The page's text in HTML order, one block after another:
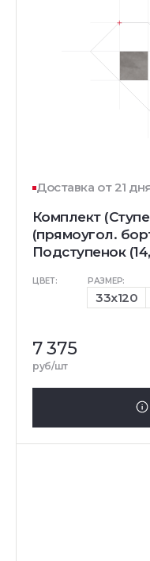
Доставка от 21
Комплект
(прямоугол.
Подступенок
ЦВЕТ: РАЗМЕР:
33x120
7 375
руб/шт